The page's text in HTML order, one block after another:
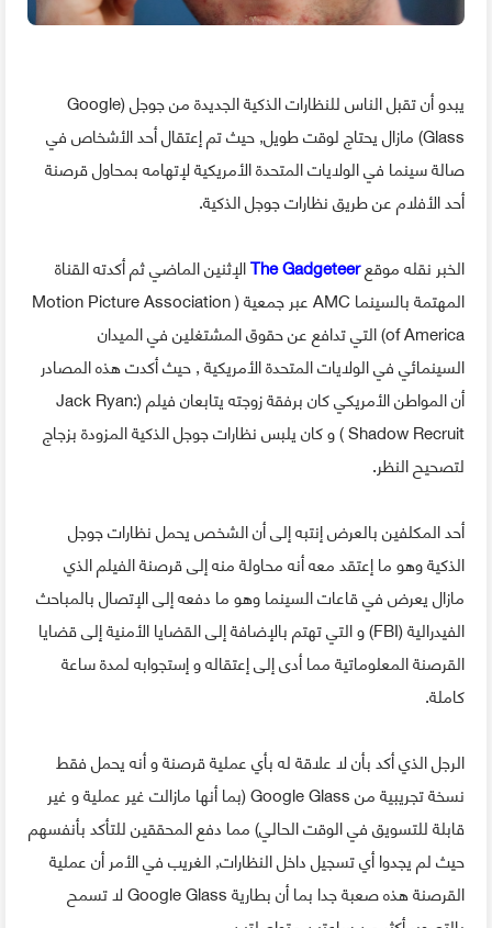
يبدو أن تقبل الناس للنظارات الذكية الجديدة من جوجل (Google
Glass) مازال يحتاج لوقت طويل, حيث تم إعتقال أحد الأشخاص في
صالة سينما في الولايات المتحدة الأمريكية لإتهامه بمحاول قرصنة
أحد الأفلام عن طريق نظارات جوجل الذكية.
الخبر نقله موقعThe Gadgeteerالإثنين الماضي ثم أكدته القناة
المهتمة بالسينما AMC عبر جمعية ( Motion Picture Association
of America) التي تدافع عن حقوق المشتغلين في الميدان
السينمائي في الولايات المتحدة الأمريكية , حيث أكدت هذه المصادر
أن المواطن الأمريكي كان برفقة زوجته يتابعان فيلم (Jack Ryan:
Shadow Recruit ) و كان يلبس نظارات جوجل الذكية المزودة بزجاج
لتصحيح النظر.
أحد المكلفين بالعرض إنتبه إلى أن الشخص يحمل نظارات جوجل
الذكية وهو ما إعتقد معه أنه محاولة منه إلى قرصنة الفيلم الذي
مازال يعرض في قاعات السينما وهو ما دفعه إلى الإتصال بالمباحث
الفيدرالية (FBI) و التي تهتم بالإضافة إلى القضايا الأمنية إلى قضايا
القرصنة المعلوماتية مما أدى إلى إعتقاله و إستجوابه لمدة ساعة
كاملة.
الرجل الذي أكد بأن لا علاقة له بأي عملية قرصنة و أنه يحمل فقط
نسخة تجريبية من Google Glass (بما أنها مازالت غير عملية و غير
قابلة للتسويق في الوقت الحالي) مما دفع المحققين للتأكد بأنفسهم
حيث لم يجدوا أي تسجيل داخل النظارات, الغريب في الأمر أن عملية
القرصنة هذه صعبة جدا بما أن بطارية Google Glass لا تسمح